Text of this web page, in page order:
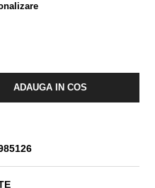
ADAUGA IN COS